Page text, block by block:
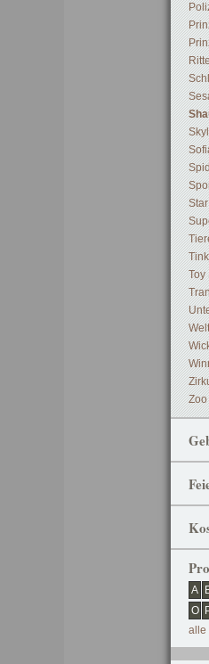
Toy
Zoo
A
O
alle